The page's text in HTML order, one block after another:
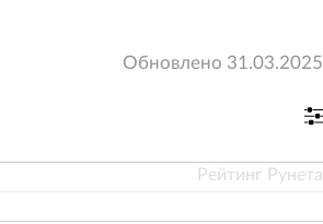
Обновлено 31.03.2025
Рейтинг Рунета